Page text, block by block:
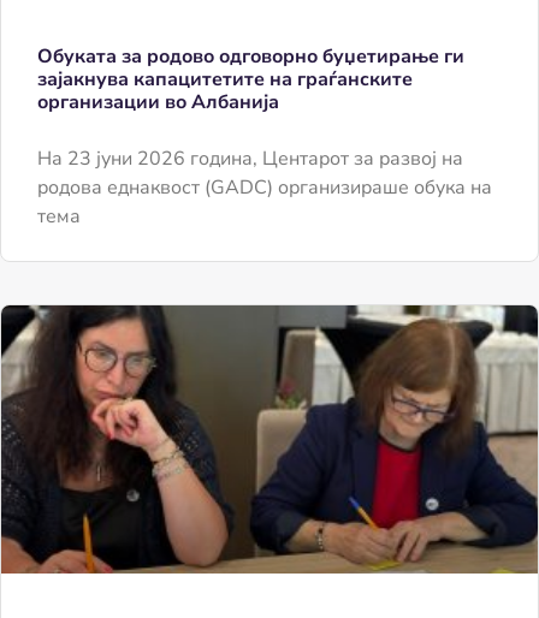
Обуката за родово одговорно буџетирање ги
зајакнува капацитетите на граѓанските
организации во Албанија
На 23 јуни 2026 година, Центарот за развој на
родова еднаквост (GADC) организираше обука на
тема